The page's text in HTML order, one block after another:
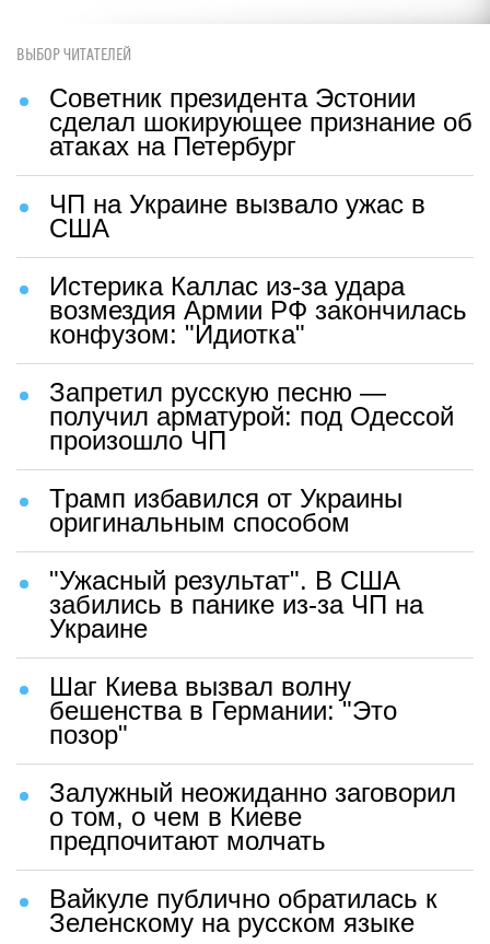
ВЫБОР ЧИТАТЕЛЕЙ
Советник президента Эстонии
сделал шокирующее признание об
атаках на Петербург
ЧП на Украине вызвало ужас в
США
Истерика Каллас из-за удара
возмездия Армии РФ закончилась
конфузом: "Идиотка"
Запретил русскую песню —
получил арматурой: под Одессой
произошло ЧП
Трамп избавился от Украины
оригинальным способом
"Ужасный результат". В США
забились в панике из-за ЧП на
Украине
Шаг Киева вызвал волну
бешенства в Германии: "Это
позор"
Залужный неожиданно заговорил
о том, о чем в Киеве
предпочитают молчать
Вайкуле публично обратилась к
Зеленскому на русском языке